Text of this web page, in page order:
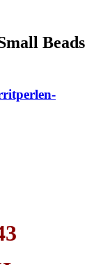
Beads